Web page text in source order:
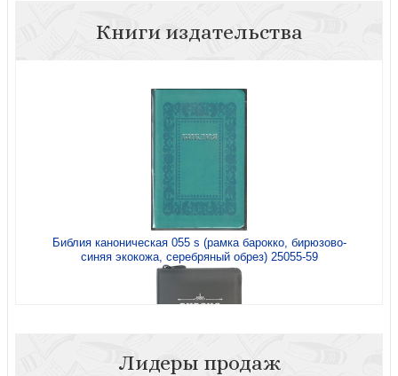
Книги издательства
Библия каноническая 055 s (рамка барокко, бирюзово-
синяя экокожа, серебряный обрез) 25055-59
Лидеры продаж